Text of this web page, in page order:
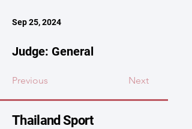
Sep 25, 2024
Judge: General
Previous Next
Thailand Sport